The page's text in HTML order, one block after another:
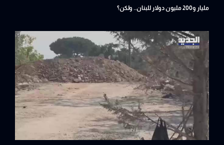
مليار و200 مليون دولار للبنان.. ولكن؟